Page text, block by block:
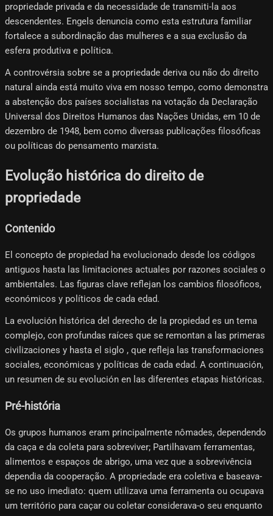
propriedade privada e da necessidade de transmiti-la aos
descendentes. Engels denuncia como esta estrutura familiar
fortalece a subordinação das mulheres e a sua exclusão da
esfera produtiva e política.
A controvérsia sobre se a propriedade deriva ou não do direito
natural ainda está muito viva em nosso tempo, como demonstra
a abstenção dos países socialistas na votação da Declaração
Universal dos Direitos Humanos das Nações Unidas, em 10 de
dezembro de 1948, bem como diversas publicações filosóficas
ou políticas do pensamento marxista.
Evolução histórica do direito de
propriedade
Contenido
El concepto de propiedad ha evolucionado desde los códigos
antiguos hasta las limitaciones actuales por razones sociales o
ambientales. Las figuras clave reflejan los cambios filosóficos,
económicos y políticos de cada edad.
La evolución histórica del derecho de la propiedad es un tema
complejo, con profundas raíces que se remontan a las primeras
civilizaciones y hasta el siglo , que refleja las transformaciones
sociales, económicas y políticas de cada edad. A continuación,
un resumen de su evolución en las diferentes etapas históricas.
Pré-história
Os grupos humanos eram principalmente nômades, dependendo
da caça e da coleta para sobreviver; Partilhavam ferramentas,
alimentos e espaços de abrigo, uma vez que a sobrevivência
dependia da cooperação. A propriedade era coletiva e baseava-
se no uso imediato: quem utilizava uma ferramenta ou ocupava
um território para caçar ou coletar considerava-o seu enquanto